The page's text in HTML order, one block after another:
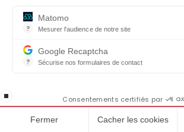
?
Matomo
Mesurer l'audience de notre site
?
Google Recaptcha
Sécurise nos formulaires de contact
stop loading Consentements certifiés par
Fermer Cacher les cookies
politique de confidentialité de ce site
Meilleur placement
Investir CAC 40
Comparatif PEA